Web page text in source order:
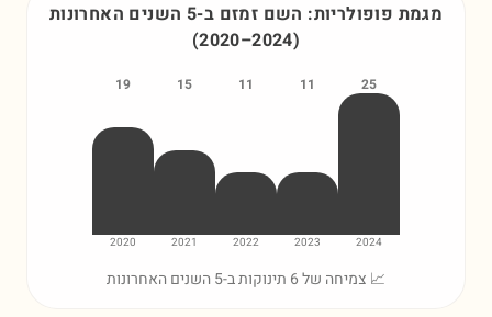
מגמת פופולריות: השם זמזם ב-5 השנים האחרונות
(2020–2024)
25
2024
11
2023
11
2022
15
2021
19
2020
📈 צמיחה של 6 תינוקות ב-5 השנים האחרונות